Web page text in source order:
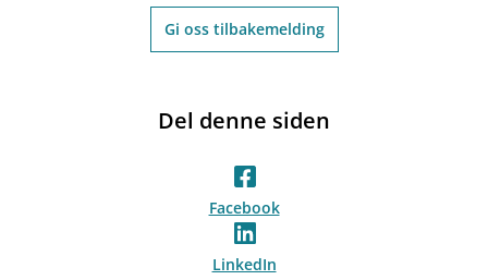
Gi oss tilbakemelding
Del denne siden
Facebook
LinkedIn